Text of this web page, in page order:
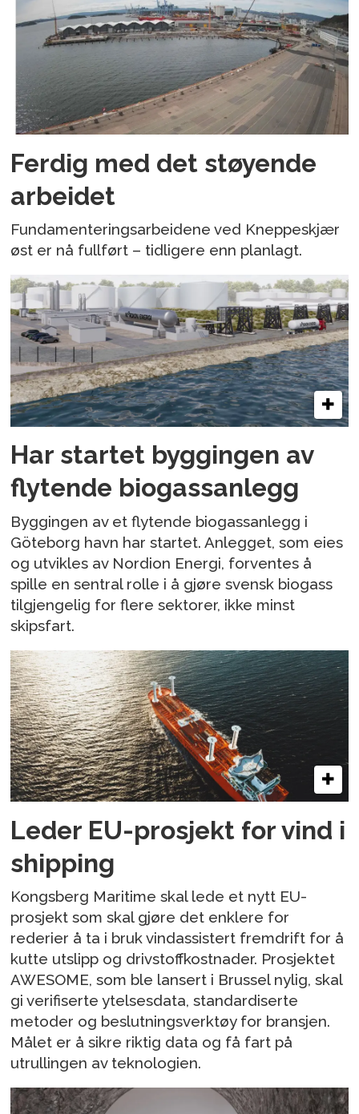
Ferdig med det støyende
arbeidet
Fundamenteringsarbeidene ved Kneppeskjær
øst er nå fullført – tidligere enn planlagt.
Har startet byggingen av
flytende biogassanlegg
Byggingen av et flytende biogassanlegg i
Göteborg havn har startet. Anlegget, som eies
og utvikles av Nordion Energi, forventes å
spille en sentral rolle i å gjøre svensk biogass
tilgjengelig for flere sektorer, ikke minst
skipsfart.
Leder EU-prosjekt for vind i
shipping
Kongsberg Maritime skal lede et nytt EU-
prosjekt som skal gjøre det enklere for
rederier å ta i bruk vindassistert fremdrift for å
kutte utslipp og drivstoffkostnader. Prosjektet
AWESOME, som ble lansert i Brussel nylig, skal
gi verifiserte ytelsesdata, standardiserte
metoder og beslutningsverktøy for bransjen.
Målet er å sikre riktig data og få fart på
utrullingen av teknologien.